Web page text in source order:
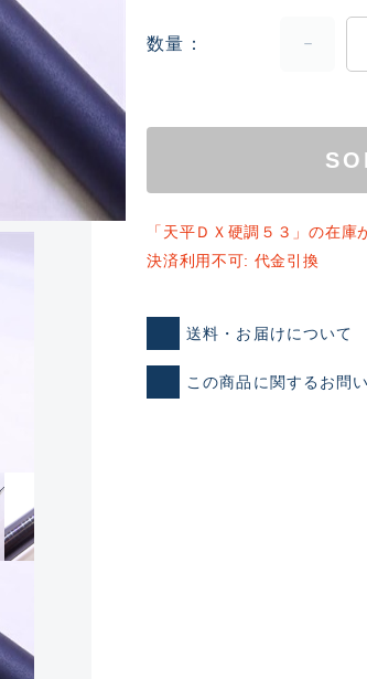
新古品（メーカー問屋から
数量
「天平ＤＸ硬調５３」の在庫
決済利用不可: 代金引換
送料・お届けについて
この商品に関するお問